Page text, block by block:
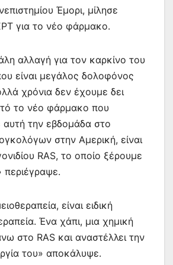
Έμορι, μίλησε
για το νέο φάρμακο.
αλλαγή για τον καρκίνο του
είναι μεγάλος δολοφόνος
χρόνια δεν έχουμε δει
το νέο φάρμακο που
την εβδομάδα στο
στην Αμερική, είναι
RAS, το οποίο ξέρουμε
περιέγραψε.
είναι ειδική
Ένα χάπι, μια χημική
στο RAS και αναστέλλει την
του» αποκάλυψε.